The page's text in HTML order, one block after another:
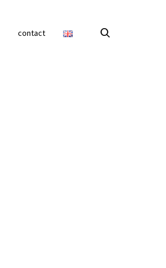
contact